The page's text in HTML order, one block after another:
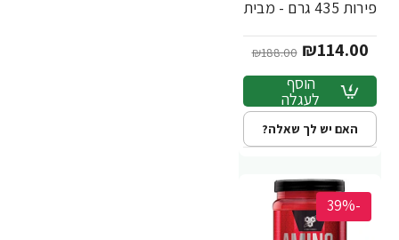
פירות 435 גרם - מבית
₪114.00
₪188.00
הוסף
לעגלה
האם יש לך שאלה?
-39%